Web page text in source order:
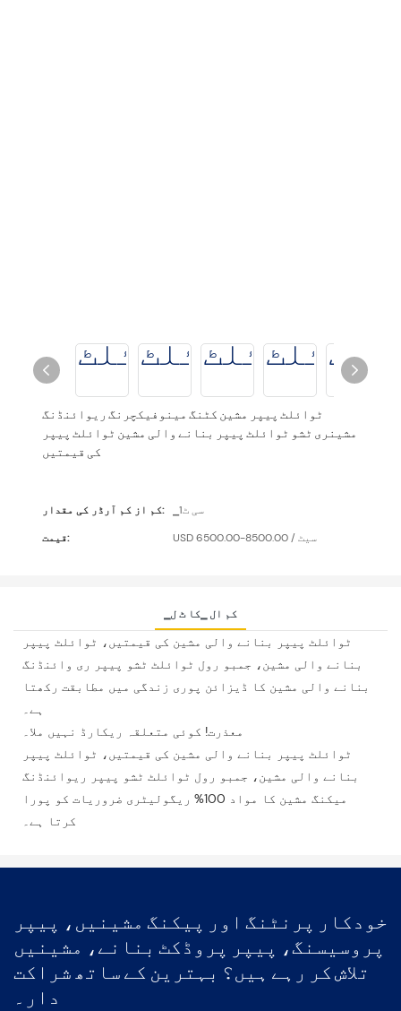
ٹوائلٹ پیپر مشین کٹنگ مینوفیکچرنگ ریوائنڈنگ
مشینری ٹشو ٹوائلٹ پیپر بنانے والی مشین ٹوائلٹ پیپر
کی قیمتیں
کم از کم آرڈر کی مقدار:
▁سی ٹ1
قیمت:
USD 6500.00-8500.00 / سیٹ
▁کم ال ▁کا ٹ ل
ٹوائلٹ پیپر بنانے والی مشین کی قیمتیں، ٹوائلٹ پیپر
بنانے والی مشین، جمبو رول ٹوائلٹ ٹشو پیپر ری وائنڈنگ
بنانے والی مشین کا ڈیزائن پوری زندگی میں مطابقت رکھتا
ہے۔
معذرت! کوئی متعلقہ ریکارڈ نہیں ملا۔
ٹوائلٹ پیپر بنانے والی مشین کی قیمتیں، ٹوائلٹ پیپر
بنانے والی مشین، جمبو رول ٹوائلٹ ٹشو پیپر ریوائنڈنگ
میکنگ مشین کا مواد 100% ریگولیٹری ضروریات کو پورا
کرتا ہے۔
خودکار پرنٹنگ اور پیکنگ مشینیں، پیپر
پروسیسنگ، پیپر پروڈکٹ بنانے، مشینیں
تلاش کر رہے ہیں؟ بہترین کے ساتھ شراکت
دار۔